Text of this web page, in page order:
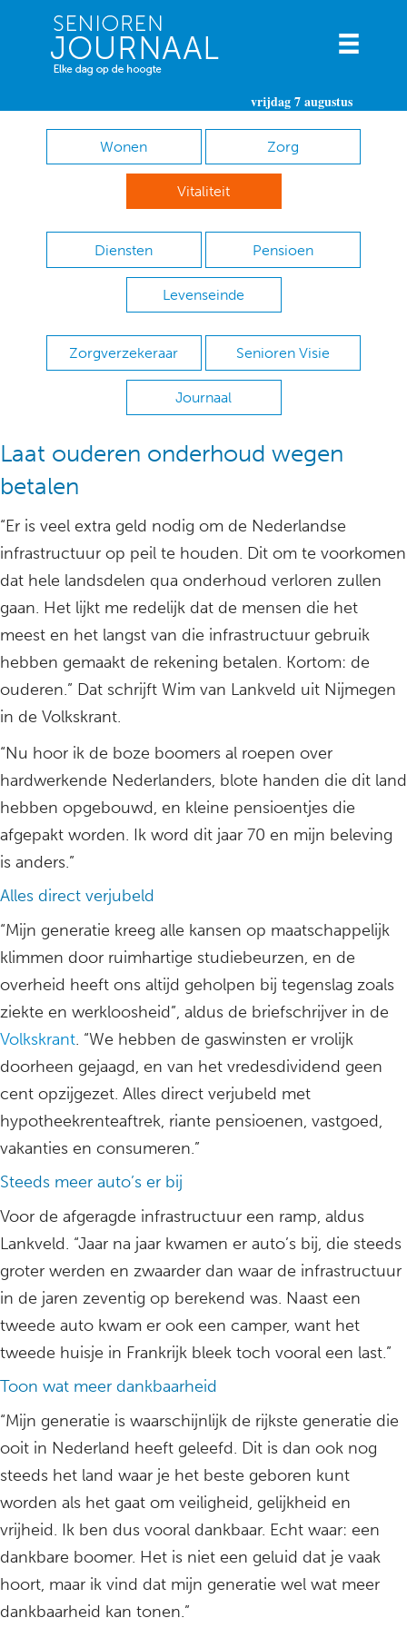
vrijdag 7 augustus
Wonen Zorg
Vitaliteit
Diensten Pensioen
Levenseinde
Zorgverzekeraar Senioren Visie
Journaal
Laat ouderen onderhoud wegen
betalen
“Er is veel extra geld nodig om de Nederlandse
infrastructuur op peil te houden. Dit om te voorkomen
dat hele landsdelen qua onderhoud verloren zullen
gaan. Het lijkt me redelijk dat de mensen die het
meest en het langst van die infrastructuur gebruik
hebben gemaakt de rekening betalen. Kortom: de
ouderen.” Dat schrijft Wim van Lankveld uit Nijmegen
in de Volkskrant.
“Nu hoor ik de boze boomers al roepen over
hardwerkende Nederlanders, blote handen die dit land
hebben opgebouwd, en kleine pensioentjes die
afgepakt worden. Ik word dit jaar 70 en mijn beleving
is anders.”
Alles direct verjubeld
“Mijn generatie kreeg alle kansen op maatschappelijk
klimmen door ruimhartige studiebeurzen, en de
overheid heeft ons altijd geholpen bij tegenslag zoals
ziekte en werkloosheid”, aldus de briefschrijver in de
Volkskrant. “We hebben de gaswinsten er vrolijk
doorheen gejaagd, en van het vredesdividend geen
cent opzijgezet. Alles direct verjubeld met
hypotheekrenteaftrek, riante pensioenen, vastgoed,
vakanties en consumeren.”
Steeds meer auto’s er bij
Voor de afgeragde infrastructuur een ramp, aldus
Lankveld. “Jaar na jaar kwamen er auto’s bij, die steeds
groter werden en zwaarder dan waar de infrastructuur
in de jaren zeventig op berekend was. Naast een
tweede auto kwam er ook een camper, want het
tweede huisje in Frankrijk bleek toch vooral een last.”
Toon wat meer dankbaarheid
“Mijn generatie is waarschijnlijk de rijkste generatie die
ooit in Nederland heeft geleefd. Dit is dan ook nog
steeds het land waar je het beste geboren kunt
worden als het gaat om veiligheid, gelijkheid en
vrijheid. Ik ben dus vooral dankbaar. Echt waar: een
dankbare boomer. Het is niet een geluid dat je vaak
hoort, maar ik vind dat mijn generatie wel wat meer
dankbaarheid kan tonen.”